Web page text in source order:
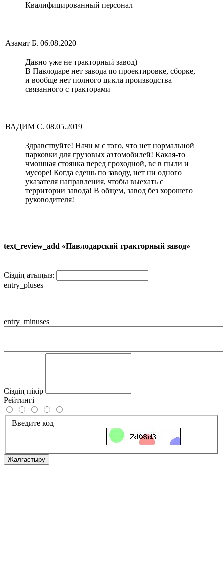
Квалифицированный персонал
Азамат Б. 06.08.2020
Давно уже не тракторный завод)
В Павлодаре нет завода по проектировке, сборке,
и вообще нет полного цикла производства
связанного с тракторами
ВАДИМ С. 08.05.2019
Здравствуйте! Начн м с того, что нет нормальной
парковки для грузовых автомобилей! Какая-то
чмошная стоянка перед проходной, вс в пыли и
мусоре! Когда едешь по заводу, нет ни одного
указателя направления, чтобы выехать с
территории завода! В общем, завод без хорошего
руководителя!
text_review_add «Павлодарский тракторный завод»
Сіздің атыңыз:
entry_pluses
entry_minuses
Сіздің пікір
Рейтингі
Введите код
Жалғастыру